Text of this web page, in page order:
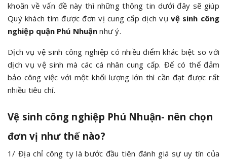
khoăn về vấn đề này thì những thông tin dưới đây sẽ giúp
Quý khách tìm được đơn vị cung cấp dịch vụ vệ sinh công
nghiệp quận Phú Nhuận như ý.
Dịch vụ vệ sinh công nghiệp có nhiều điểm khác biệt so với
dịch vụ vệ sinh mà các cá nhân cung cấp. Để có thể đảm
bảo công việc với một khối lượng lớn thì cần đạt được rất
nhiều tiêu chí.
Vệ sinh công nghiệp Phú Nhuận- nên chọn
đơn vị như thế nào?
1/ Địa chỉ công ty là bước đầu tiên đánh giá sự uy tín của